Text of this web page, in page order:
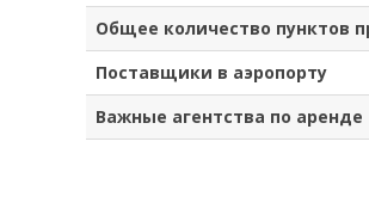
Общее количество пунктов
Поставщики в аэропорту
Важные агентства по аренде